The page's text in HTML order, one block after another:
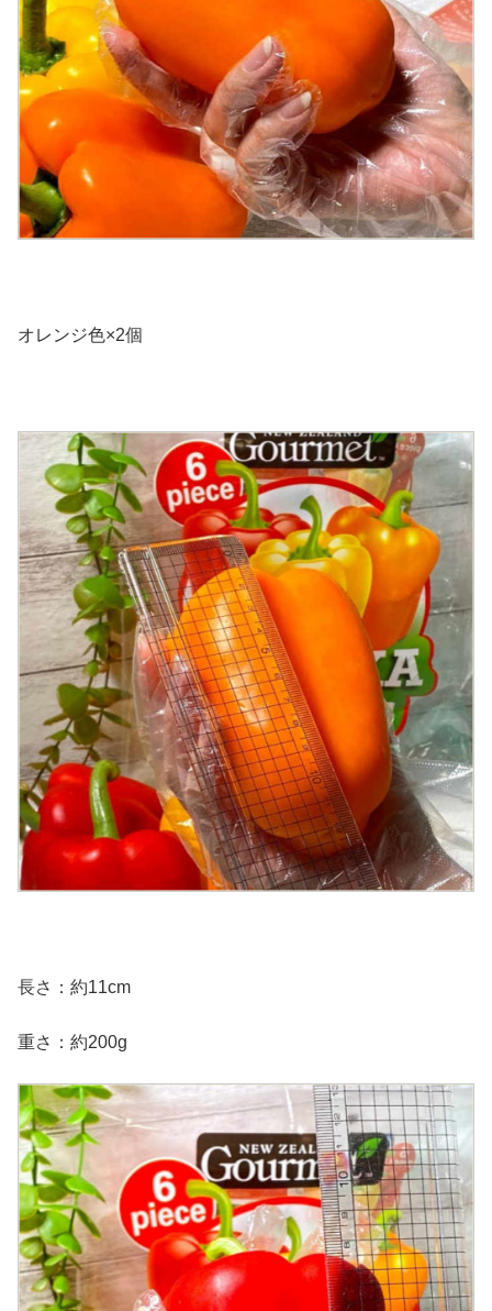
オレンジ色×2個
長さ：約11cm
重さ：約200g